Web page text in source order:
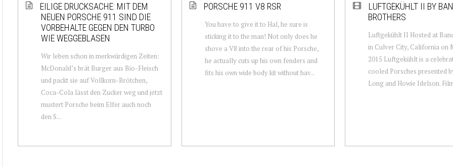
EILIGE DRUCKSACHE: MIT DEM
NEUEN PORSCHE 911 SIND DIE
VORBEHALTE GEGEN DEN TURBO
WIE WEGGEBLASEN
Wir leben schon in merkwürdigen Zeiten:
McDonald’s brät Burger aus Bio-Fleisch
und packt sie auf Vollkorn-Brötchen,
Coca-Cola lässt den Zucker weg und jetzt
mustert Porsche beim Elfer auch noch
den S...
PORSCHE 911 V8 RSR
You have to give it to Hal, he sure is
sticking it to the man! Not only does he
shove a V8 into the rear of his Porsche,
he actually cuts up his own fenders and
fits his own wide body kit without hav...
LUFTGEKÜHLT II BY
BROTHERS
Luftgekühlt II Hosted at
in Culver City, California on
2015 Luftgekühlt is a
cooled Porsches presented
Long and Howie Idelson.